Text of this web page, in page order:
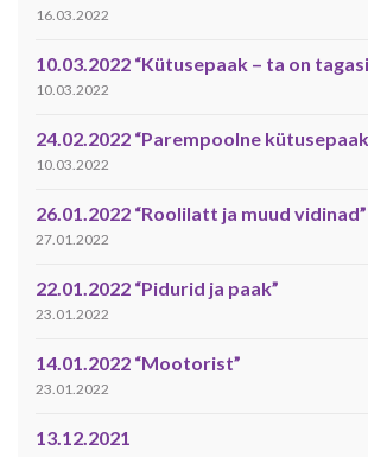
16.03.2022
10.03.2022 “Kütusepaak – ta on
10.03.2022
24.02.2022 “Parempoolne
10.03.2022
26.01.2022 “Roolilatt ja muud vidinad”
27.01.2022
22.01.2022 “Pidurid ja paak”
23.01.2022
14.01.2022 “Mootorist”
23.01.2022
13.12.2021